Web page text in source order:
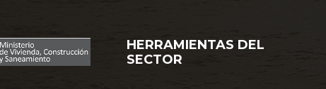
HERRAMIENTAS DEL
SECTOR